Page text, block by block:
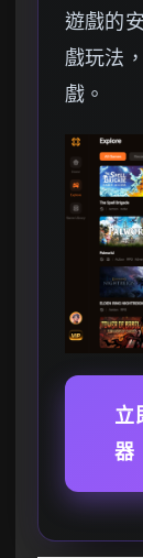
遊戲的
戲玩法
戲。
立
器